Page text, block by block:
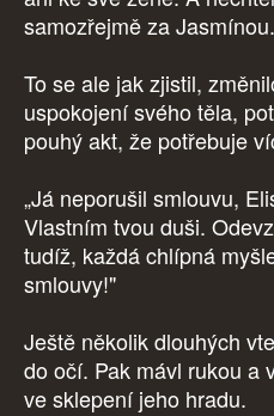
samozřejmě za Jasmínou.
To se ale jak zjistil,
uspokojení svého těla,
pouhý akt, že potřebuje
„Já neporušil smlouvu,
Vlastním tvou duši.
tudíž, každá chlípná
smlouvy!"
Ještě několik dlouhých
do očí. Pak mávl rukou a
ve sklepení jeho hradu.